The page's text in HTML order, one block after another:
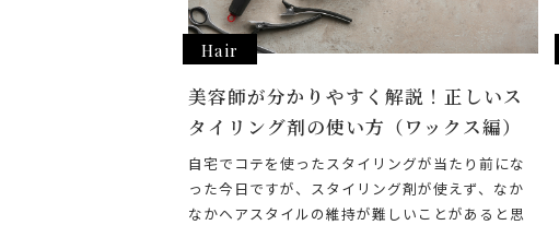
Hair
美容師が分かりやすく解説！正しいス
タイリング剤の使い方（ワックス編）
自宅でコテを使ったスタイリングが当たり前にな
った今日ですが、スタイリング剤が使えず、なか
なかヘアスタイルの維持が難しいことがあると思